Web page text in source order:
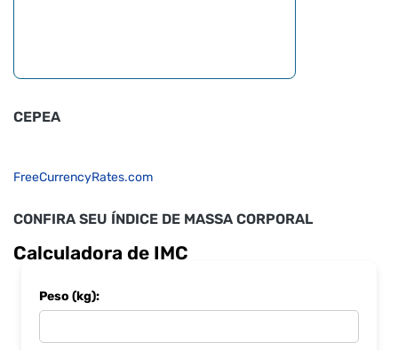
CEPEA
FreeCurrencyRates.com
CONFIRA SEU ÍNDICE DE MASSA CORPORAL
Calculadora de IMC
Peso (kg):